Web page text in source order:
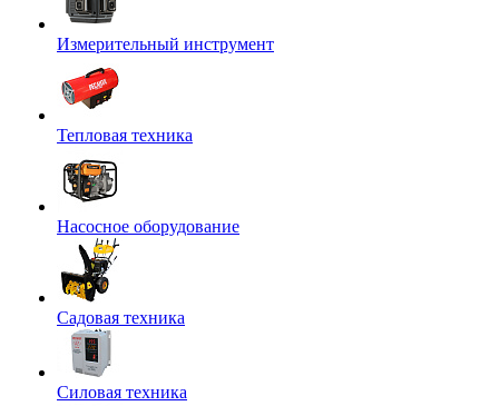
Измерительный инструмент
Тепловая техника
Насосное оборудование
Садовая техника
Силовая техника